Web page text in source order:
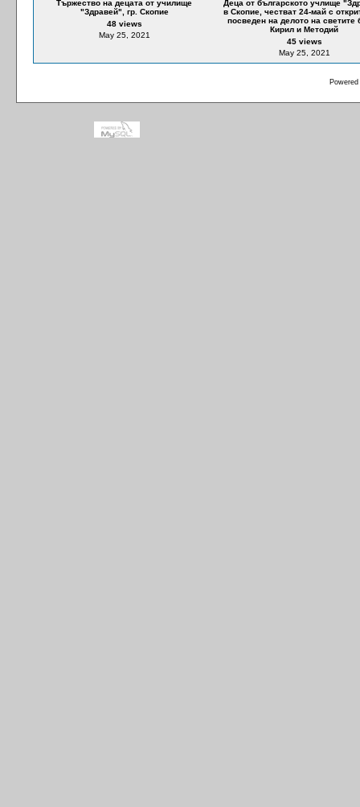
Тържество на децата от училище
"Здравей", гр. Скопие
48 views
May 25, 2021
Деца от българското учлище
в Скопие, честват 24-май с
посведен на делото на светите
Кирил и Методий
45 views
May 25, 2021